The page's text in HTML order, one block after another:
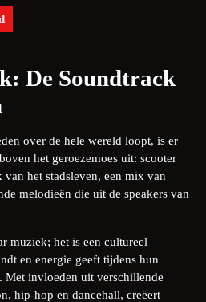
De Soundtrack
over de hele wereld loopt, is er
het geroezemoes uit: scooter
het stadsleven, een mix van
melodieën die uit de speakers van
muziek; het is een cultureel
en energie geeft tijdens hun
Met invloeden uit verschillende
hip-hop en dancehall, creëert